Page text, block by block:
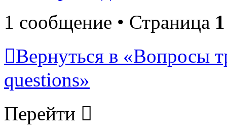
1 сообщение • Страница 1
Вернуться в «Вопросы
questions»
Перейти